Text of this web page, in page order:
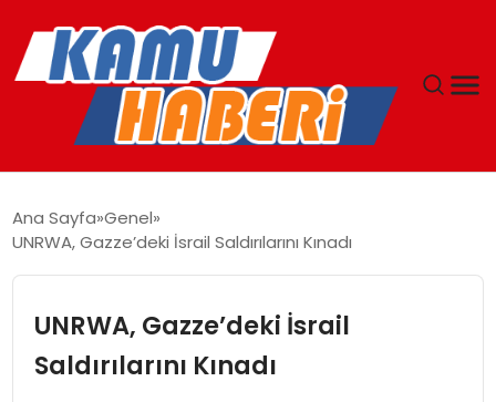
YAŞAM
GÜNCEL
MAGAZIN
Ana Sayfa Genel
UNRWA, Gazze’deki İsrail Saldırılarını Kınadı
UNRWA, Gazze’deki İsrail
Saldırılarını Kınadı